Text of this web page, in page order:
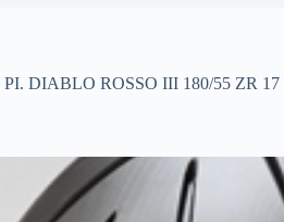
PI. DIABLO ROSSO III 180/55 ZR